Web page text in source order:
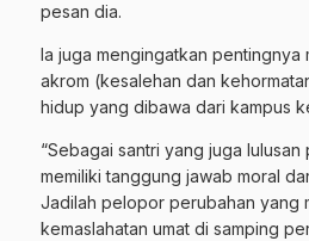
pesan dia.
Ia juga mengingatkan pentingnya
akrom (kesalehan dan
hidup yang dibawa dari kampus
“Sebagai santri yang juga
memiliki tanggung jawab moral
Jadilah pelopor perubahan yang
kemaslahatan umat di samping